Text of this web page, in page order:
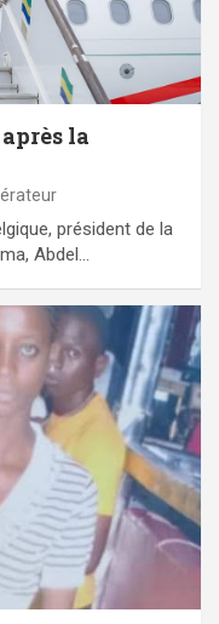
la
président de la
Abdel…